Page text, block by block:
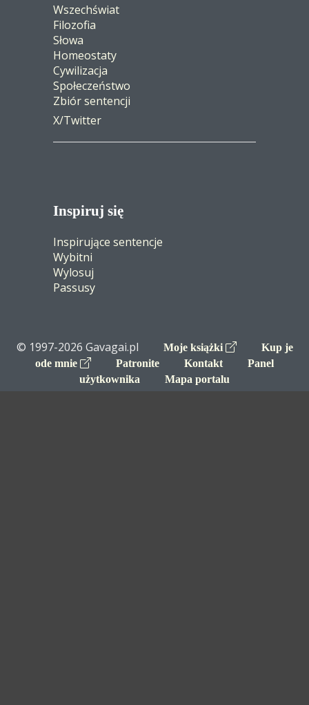
Wszechświat
Filozofia
Słowa
Homeostaty
Cywilizacja
Społeczeństwo
Zbiór sentencji
X/Twitter
Inspiruj się
Inspirujące sentencje
Wybitni
Wylosuj
Passusy
© 1997-2026 Gavagai.pl Moje książki
Kup je
ode mnie
Patronite Kontakt
Panel
użytkownika
Mapa portalu